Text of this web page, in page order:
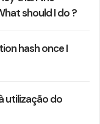
should I do ?
hash once I
utilização do